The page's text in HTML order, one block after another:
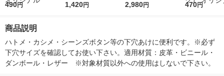
r（ロハコウォータ
シ） オリジナル
490円
レス 500ml 1箱（24
1,420円
ななつぼし 無洗米 5k
2,980円
ルソフトパッ
オリジナル
470円
商品説明
ハトメ・カシメ・シーンズボタン等の下穴あけに便利です。※必ず
下穴サイズを確認してお使い下さい。適用材質：皮革・ビニール・
ダンボール・レザー　※対象材質以外への使用はしないで下さい。